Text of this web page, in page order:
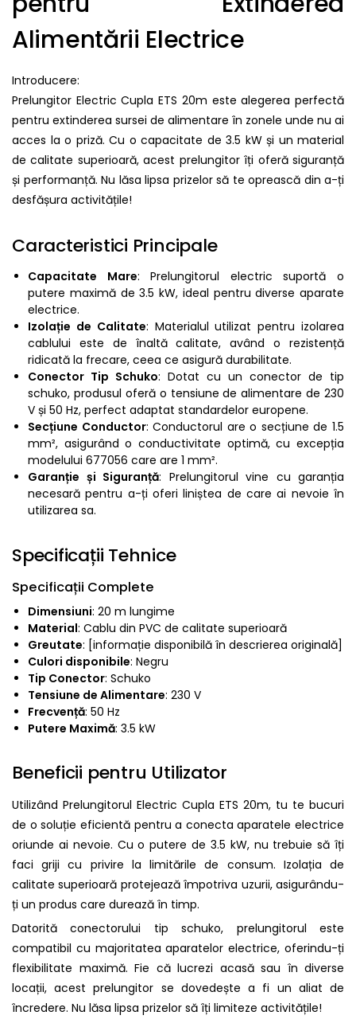
Alimentării Electrice
Introducere:
Prelungitor Electric Cupla ETS 20m este alegerea perfectă
pentru extinderea sursei de alimentare în zonele unde nu ai
acces la o priză. Cu o capacitate de 3.5 kW și un material
de calitate superioară, acest prelungitor îți oferă siguranță
și performanță. Nu lăsa lipsa prizelor să te oprească din a-ți
desfășura activitățile!
Caracteristici Principale
Capacitate Mare: Prelungitorul electric suportă o
putere maximă de 3.5 kW, ideal pentru diverse aparate
electrice.
Izolație de Calitate: Materialul utilizat pentru izolarea
cablului este de înaltă calitate, având o rezistență
ridicată la frecare, ceea ce asigură durabilitate.
Conector Tip Schuko: Dotat cu un conector de tip
schuko, produsul oferă o tensiune de alimentare de 230
V și 50 Hz, perfect adaptat standardelor europene.
Secțiune Conductor: Conductorul are o secțiune de 1.5
mm², asigurând o conductivitate optimă, cu excepția
modelului 677056 care are 1 mm².
Garanție și Siguranță: Prelungitorul vine cu garanția
necesară pentru a-ți oferi liniștea de care ai nevoie în
utilizarea sa.
Specificații Tehnice
Specificații Complete
Dimensiuni: 20 m lungime
Material: Cablu din PVC de calitate superioară
Greutate: [informație disponibilă în descrierea originală]
Culori disponibile: Negru
Tip Conector: Schuko
Tensiune de Alimentare: 230 V
Frecvență: 50 Hz
Putere Maximă: 3.5 kW
Beneficii pentru Utilizator
Utilizând Prelungitorul Electric Cupla ETS 20m, tu te bucuri
de o soluție eficientă pentru a conecta aparatele electrice
oriunde ai nevoie. Cu o putere de 3.5 kW, nu trebuie să îți
faci griji cu privire la limitările de consum. Izolația de
calitate superioară protejează împotriva uzurii, asigurându-
ți un produs care durează în timp.
Datorită conectorului tip schuko, prelungitorul este
compatibil cu majoritatea aparatelor electrice, oferindu-ți
flexibilitate maximă. Fie că lucrezi acasă sau în diverse
locații, acest prelungitor se dovedește a fi un aliat de
încredere. Nu lăsa lipsa prizelor să îți limiteze activitățile!